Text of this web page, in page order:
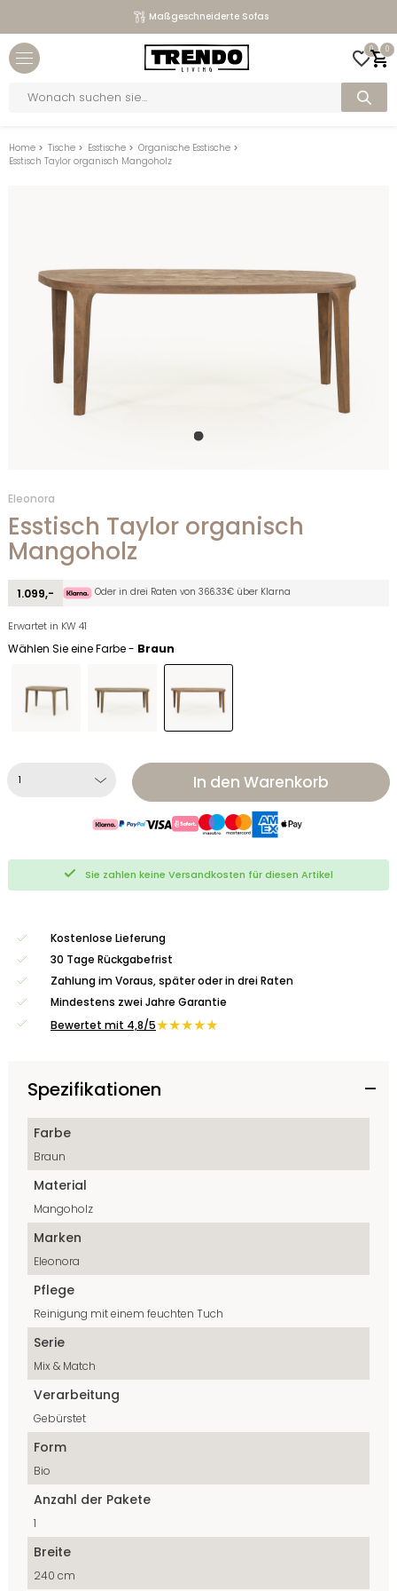
Maßgeschneiderte Sofas
0 0
search
Home > Tische > Esstische > Organische Esstische >
Esstisch Taylor organisch Mangoholz
Eleonora
Esstisch Taylor organisch
Mangoholz
1.099,- Oder in drei Raten von 366.33€ über Klarna
Erwartet in KW 41
Wählen Sie eine Farbe - Braun
In den Warenkorb
Sie zahlen keine Versandkosten für diesen Artikel
Kostenlose Lieferung
30 Tage Rückgabefrist
Zahlung im Voraus, später oder in drei Raten
Mindestens zwei Jahre Garantie
Bewertet mit 4,8/5★★★★★
Spezifikationen
Farbe
Braun
Material
Mangoholz
Marken
Eleonora
Pflege
Reinigung mit einem feuchten Tuch
Serie
Mix & Match
Verarbeitung
Gebürstet
Form
Bio
Anzahl der Pakete
1
Breite
240 cm